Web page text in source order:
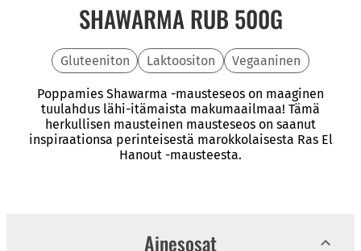
SHAWARMA RUB 500G
Gluteeniton Laktoositon Vegaaninen
Poppamies Shawarma -mausteseos on maaginen
tuulahdus lähi-itämaista makumaailmaa! Tämä
herkullisen mausteinen mausteseos on saanut
inspiraationsa perinteisestä marokkolaisesta Ras El
Hanout -mausteesta.
Ainesosat